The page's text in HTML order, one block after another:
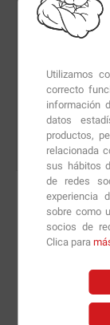
Utilizamos
correcto
información
datos
productos,
relacionada
sus hábitos
de redes
experiencia
sobre como
socios de
Clica para
Nuevas